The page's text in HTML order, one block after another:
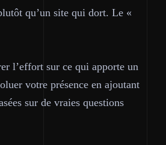
qu’un site qui dort. Le «
l’effort sur ce qui apporte un
votre présence en ajoutant
sur de vraies questions